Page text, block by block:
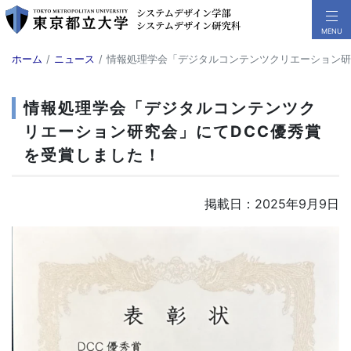
ホーム ニュース 情報処理学会「デジタルコンテンツクリエーション
情報処理学会「デジタルコンテンツク
リエーション研究会」にてDCC優秀賞
を受賞しました！
掲載日：2025年9月9日